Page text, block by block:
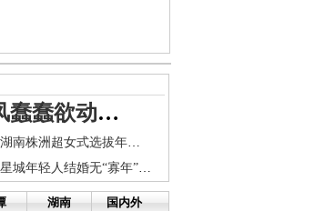
夏天到了，白癜风蠢蠢欲动，快来get白斑防治指南
湖南株洲超女式选拔年轻官员引发争议
星城年轻人结婚无“寡年” 今年登记人数同比不降反增
湖南 国内外